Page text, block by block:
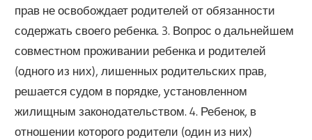
прав не освобождает родителей от обязанности
содержать своего ребенка. 3. Вопрос о дальнейшем
совместном проживании ребенка и родителей
(одного из них), лишенных родительских прав,
решается судом в порядке, установленном
жилищным законодательством. 4. Ребенок, в
отношении которого родители (один из них)